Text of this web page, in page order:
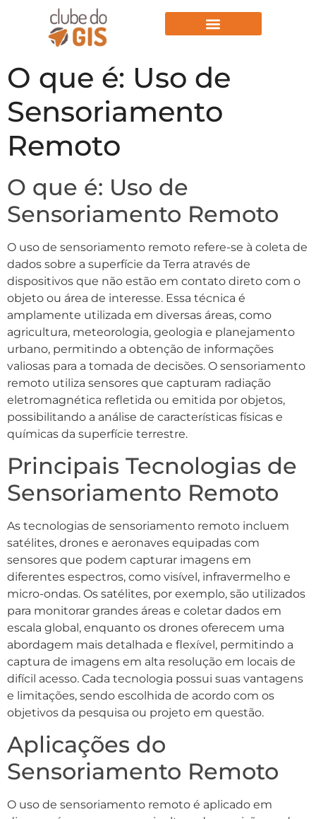
O que é: Uso de
Sensoriamento
Remoto
O que é: Uso de
Sensoriamento Remoto
O uso de sensoriamento remoto refere-se à coleta de
dados sobre a superfície da Terra através de
dispositivos que não estão em contato direto com o
objeto ou área de interesse. Essa técnica é
amplamente utilizada em diversas áreas, como
agricultura, meteorologia, geologia e planejamento
urbano, permitindo a obtenção de informações
valiosas para a tomada de decisões. O sensoriamento
remoto utiliza sensores que capturam radiação
eletromagnética refletida ou emitida por objetos,
possibilitando a análise de características físicas e
químicas da superfície terrestre.
Principais Tecnologias de
Sensoriamento Remoto
As tecnologias de sensoriamento remoto incluem
satélites, drones e aeronaves equipadas com
sensores que podem capturar imagens em
diferentes espectros, como visível, infravermelho e
micro-ondas. Os satélites, por exemplo, são utilizados
para monitorar grandes áreas e coletar dados em
escala global, enquanto os drones oferecem uma
abordagem mais detalhada e flexível, permitindo a
captura de imagens em alta resolução em locais de
difícil acesso. Cada tecnologia possui suas vantagens
e limitações, sendo escolhida de acordo com os
objetivos da pesquisa ou projeto em questão.
Aplicações do
Sensoriamento Remoto
O uso de sensoriamento remoto é aplicado em